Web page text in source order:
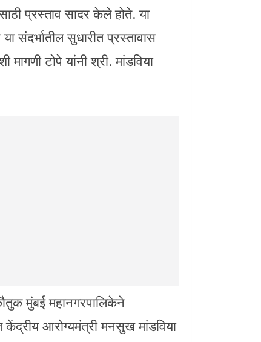
प्रस्ताव सादर केले होते. या
या संदर्भातील सुधारीत प्रस्तावास
टोपे यांनी श्री. मांडविया
मुंबई महानगरपालिकेने
केंद्रीय आरोग्यमंत्री मनसुख मांडविया